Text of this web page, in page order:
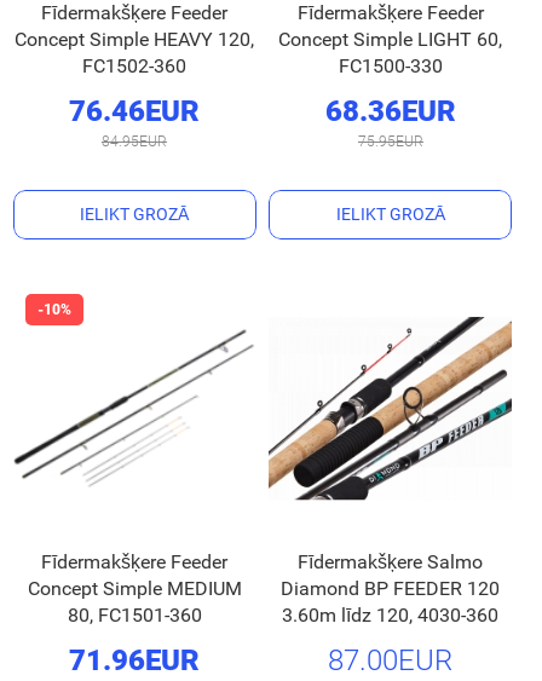
Fīdermakšķere Feeder
Concept Simple HEAVY 120,
FC1502-360
76.46EUR
84.95EUR
IELIKT GROZĀ
Fīdermakšķere Feeder
Concept Simple LIGHT 60,
FC1500-330
68.36EUR
75.95EUR
IELIKT GROZĀ
Fīdermakšķere Feeder
Concept Simple MEDIUM
80, FC1501-360
71.96EUR
Fīdermakšķere Salmo
Diamond BP FEEDER 120
3.60m līdz 120, 4030-360
87.00EUR